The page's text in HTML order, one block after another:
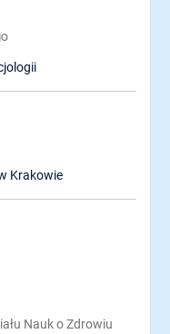
Krakowie
Nauk o Zdrowiu